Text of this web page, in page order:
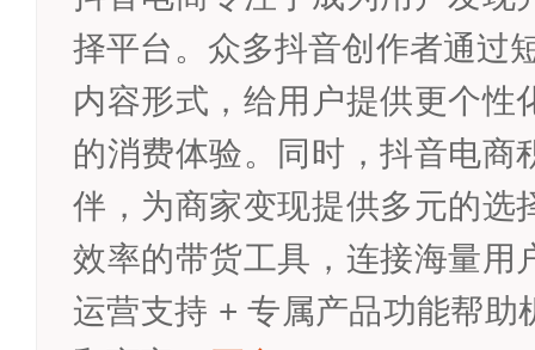
择平台。众多抖音创作者通过
内容形式，给用户提供更个性
的消费体验。同时，抖音电商
伴，为商家变现提供多元的选
效率的带货工具，连接海量用
运营支持 + 专属产品功能帮助